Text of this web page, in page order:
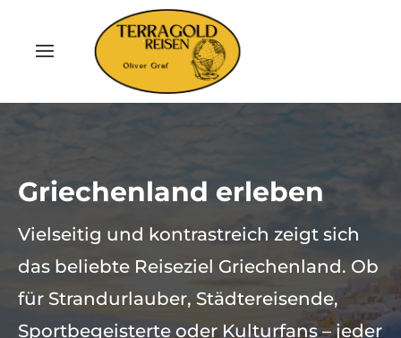
Griechenland erleben
Vielseitig und kontrastreich zeigt sich
das beliebte Reiseziel Griechenland. Ob
für Strandurlauber, Städtereisende,
Sportbegeisterte oder Kulturfans – jeder